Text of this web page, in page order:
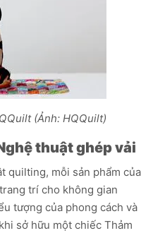
(Ảnh: HQQuilt)
thuật ghép vải
quilting, mỗi sản phẩm của
trí cho không gian
tượng của phong cách và
sở hữu một chiếc Thảm